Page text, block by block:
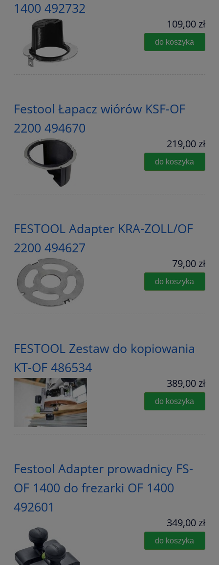
1400 492732
109,00 zł
do koszyka
Festool Łapacz wiórów KSF-OF
2200 494670
219,00 zł
do koszyka
FESTOOL Adapter KRA-ZOLL/OF
2200 494627
79,00 zł
do koszyka
FESTOOL Zestaw do kopiowania
KT-OF 486534
389,00 zł
do koszyka
Festool Adapter prowadnicy FS-
OF 1400 do frezarki OF 1400
492601
349,00 zł
do koszyka